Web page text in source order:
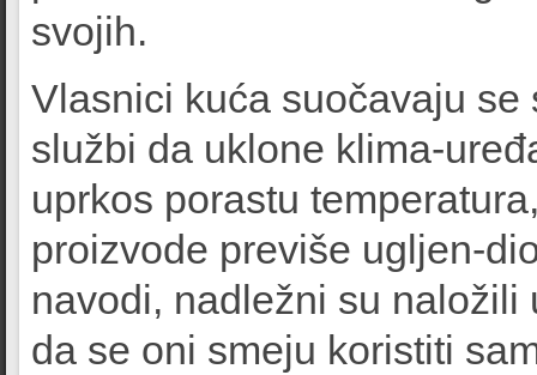
svojih.
Vlasnici kuća suočavaju
službi da uklone klima-
uprkos porastu
proizvode previše ugljen-
navodi, nadležni su
da se oni smeju koristiti